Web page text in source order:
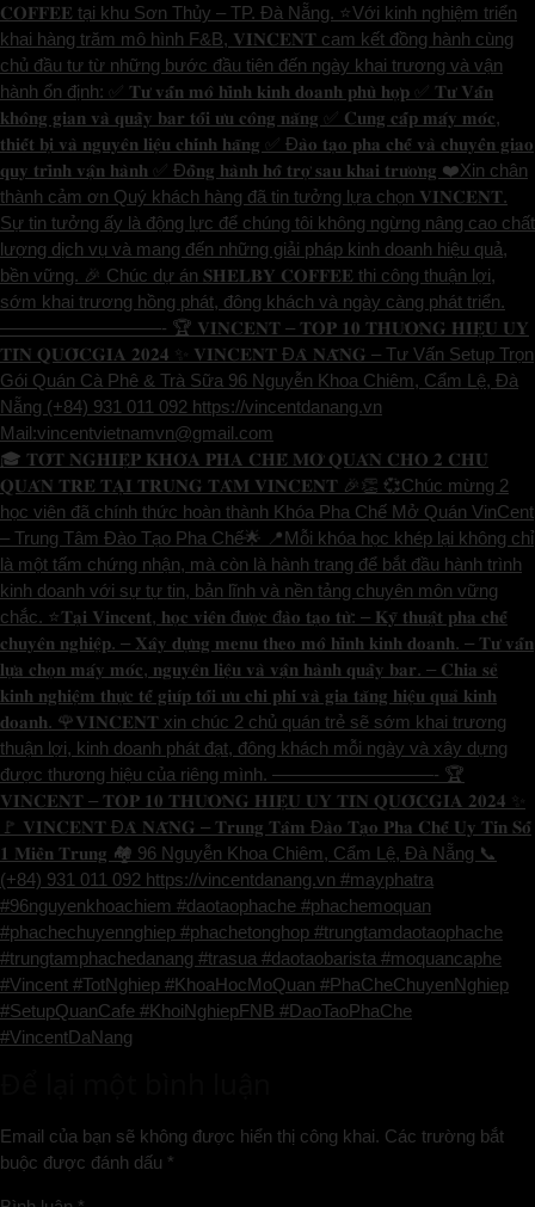
𝐂𝐎𝐅𝐅𝐄𝐄 tại khu Sơn Thủy – TP. Đà Nẵng. ⭐️Với kinh nghiệm triển
khai hàng trăm mô hình F&B, 𝐕𝐈𝐍𝐂𝐄𝐍𝐓 cam kết đồng hành cùng
chủ đầu tư từ những bước đầu tiên đến ngày khai trương và vận
hành ổn định: ✅ 𝐓𝐮̛ 𝐯𝐚̂́𝐧 𝐦𝐨̂ 𝐡𝐢̀𝐧𝐡 𝐤𝐢𝐧𝐡 𝐝𝐨𝐚𝐧𝐡 𝐩𝐡𝐮̀ 𝐡𝐨̛̣𝐩 ✅ 𝐓𝐮̛ 𝐕𝐚̂́𝐧
𝐤𝐡𝐨̂𝐧𝐠 𝐠𝐢𝐚𝐧 𝐯𝐚̀ 𝐪𝐮𝐚̂̀𝐲 𝐛𝐚𝐫 𝐭𝐨̂́𝐢 𝐮̛𝐮 𝐜𝐨̂𝐧𝐠 𝐧𝐚̆𝐧𝐠 ✅ 𝐂𝐮𝐧𝐠 𝐜𝐚̂́𝐩 𝐦𝐚́𝐲 𝐦𝐨́𝐜,
𝐭𝐡𝐢𝐞̂́𝐭 𝐛𝐢̣ 𝐯𝐚̀ 𝐧𝐠𝐮𝐲𝐞̂𝐧 𝐥𝐢𝐞̣̂𝐮 𝐜𝐡𝐢́𝐧𝐡 𝐡𝐚̃𝐧𝐠 ✅ Đ𝐚̀𝐨 𝐭𝐚̣𝐨 𝐩𝐡𝐚 𝐜𝐡𝐞̂́ 𝐯𝐚̀ 𝐜𝐡𝐮𝐲𝐞̂̉𝐧 𝐠𝐢𝐚𝐨
𝐪𝐮𝐲 𝐭𝐫𝐢̀𝐧𝐡 𝐯𝐚̣̂𝐧 𝐡𝐚̀𝐧𝐡 ✅ Đ𝐨̂̀𝐧𝐠 𝐡𝐚̀𝐧𝐡 𝐡𝐨̂̃ 𝐭𝐫𝐨̛̣ 𝐬𝐚𝐮 𝐤𝐡𝐚𝐢 𝐭𝐫𝐮̛𝐨̛𝐧𝐠 ❤️Xin chân
thành cảm ơn Quý khách hàng đã tin tưởng lựa chọn 𝐕𝐈𝐍𝐂𝐄𝐍𝐓.
Sự tin tưởng ấy là động lực để chúng tôi không ngừng nâng cao chất
lượng dịch vụ và mang đến những giải pháp kinh doanh hiệu quả,
bền vững. 🎉 Chúc dự án 𝐒𝐇𝐄𝐋𝐁𝐘 𝐂𝐎𝐅𝐅𝐄𝐄 thi công thuận lợi,
sớm khai trương hồng phát, đông khách và ngày càng phát triển.
—————————- 🏆 𝐕𝐈𝐍𝐂𝐄𝐍𝐓 – 𝐓𝐎𝐏 𝟏𝟎 𝐓𝐇𝐔̛𝐎̛𝐍𝐆 𝐇𝐈𝐄̣̂𝐔 𝐔𝐘
𝐓𝐈́𝐍 𝐐𝐔𝐎̂́𝐂𝐆𝐈𝐀 𝟐𝟎𝟐𝟒 ✨ 𝐕𝐈𝐍𝐂𝐄𝐍𝐓 Đ𝐀̀ 𝐍𝐀̆̃𝐍𝐆 – Tư Vấn Setup Trọn
Gói Quán Cà Phê & Trà Sữa 96 Nguyễn Khoa Chiêm, Cẩm Lệ, Đà
Nẵng (+84) 931 011 092 https://vincentdanang.vn
Mail:vincentvietnamvn@gmail.com
🎓 𝐓𝐎̂́𝐓 𝐍𝐆𝐇𝐈𝐄̣̂𝐏 𝐊𝐇𝐎́𝐀 𝐏𝐇𝐀 𝐂𝐇𝐄̂́ 𝐌𝐎̛̉ 𝐐𝐔𝐀́𝐍 𝐂𝐇𝐎 𝟐 𝐂𝐇𝐔̉
𝐐𝐔𝐀́𝐍 𝐓𝐑𝐄̉ 𝐓𝐀̣𝐈 𝐓𝐑𝐔𝐍𝐆 𝐓𝐀̂𝐌 𝐕𝐈𝐍𝐂𝐄𝐍𝐓 🎉👏 💞Chúc mừng 2
học viên đã chính thức hoàn thành Khóa Pha Chế Mở Quán VinCent
– Trung Tâm Đào Tạo Pha Chế🌟 📍Mỗi khóa học khép lại không chỉ
là một tấm chứng nhận, mà còn là hành trang để bắt đầu hành trình
kinh doanh với sự tự tin, bản lĩnh và nền tảng chuyên môn vững
chắc. ⭐️𝐓𝐚̣𝐢 𝐕𝐢𝐧𝐜𝐞𝐧𝐭, 𝐡𝐨̣𝐜 𝐯𝐢𝐞̂𝐧 đ𝐮̛𝐨̛̣𝐜 đ𝐚̀𝐨 𝐭𝐚̣𝐨 𝐭𝐮̛̀: – 𝐊𝐲̃ 𝐭𝐡𝐮𝐚̣̂𝐭 𝐩𝐡𝐚 𝐜𝐡𝐞̂́
𝐜𝐡𝐮𝐲𝐞̂𝐧 𝐧𝐠𝐡𝐢𝐞̣̂𝐩. – 𝐗𝐚̂𝐲 𝐝𝐮̛̣𝐧𝐠 𝐦𝐞𝐧𝐮 𝐭𝐡𝐞𝐨 𝐦𝐨̂ 𝐡𝐢̀𝐧𝐡 𝐤𝐢𝐧𝐡 𝐝𝐨𝐚𝐧𝐡. – 𝐓𝐮̛ 𝐯𝐚̂́𝐧
𝐥𝐮̛̣𝐚 𝐜𝐡𝐨̣𝐧 𝐦𝐚́𝐲 𝐦𝐨́𝐜, 𝐧𝐠𝐮𝐲𝐞̂𝐧 𝐥𝐢𝐞̣̂𝐮 𝐯𝐚̀ 𝐯𝐚̣̂𝐧 𝐡𝐚̀𝐧𝐡 𝐪𝐮𝐚̂̀𝐲 𝐛𝐚𝐫. – 𝐂𝐡𝐢𝐚 𝐬𝐞̉
𝐤𝐢𝐧𝐡 𝐧𝐠𝐡𝐢𝐞̣̂𝐦 𝐭𝐡𝐮̛̣𝐜 𝐭𝐞̂́ 𝐠𝐢𝐮́𝐩 𝐭𝐨̂́𝐢 𝐮̛𝐮 𝐜𝐡𝐢 𝐩𝐡𝐢́ 𝐯𝐚̀ 𝐠𝐢𝐚 𝐭𝐚̆𝐧𝐠 𝐡𝐢𝐞̣̂𝐮 𝐪𝐮𝐚̉ 𝐤𝐢𝐧𝐡
𝐝𝐨𝐚𝐧𝐡. 🌹𝐕𝐈𝐍𝐂𝐄𝐍𝐓 xin chúc 2 chủ quán trẻ sẽ sớm khai trương
thuận lợi, kinh doanh phát đạt, đông khách mỗi ngày và xây dựng
được thương hiệu của riêng mình. —————————- 🏆
𝐕𝐈𝐍𝐂𝐄𝐍𝐓 – 𝐓𝐎𝐏 𝟏𝟎 𝐓𝐇𝐔̛𝐎̛𝐍𝐆 𝐇𝐈𝐄̣̂𝐔 𝐔𝐘 𝐓𝐈́𝐍 𝐐𝐔𝐎̂́𝐂𝐆𝐈𝐀 𝟐𝟎𝟐𝟒 ✨
🚩 𝐕𝐈𝐍𝐂𝐄𝐍𝐓 Đ𝐀̀ 𝐍𝐀̆̃𝐍𝐆 – 𝐓𝐫𝐮𝐧𝐠 𝐓𝐚̂𝐦 Đ𝐚̀𝐨 𝐓𝐚̣𝐨 𝐏𝐡𝐚 𝐂𝐡𝐞̂́ 𝐔𝐲 𝐓𝐢́𝐧 𝐒𝐨̂́
𝟏 𝐌𝐢𝐞̂̀𝐧 𝐓𝐫𝐮𝐧𝐠 🏘️ 96 Nguyễn Khoa Chiêm, Cẩm Lệ, Đà Nẵng 📞
(+84) 931 011 092 https://vincentdanang.vn #mayphatra
#96nguyenkhoachiem #daotaophache #phachemoquan
#phachechuyennghiep #phachetonghop #trungtamdaotaophache
#trungtamphachedanang #trasua #daotaobarista #moquancaphe
#Vincent #TotNghiep #KhoaHocMoQuan #PhaCheChuyenNghiep
#SetupQuanCafe #KhoiNghiepFNB #DaoTaoPhaChe
#VincentDaNang
Email của bạn sẽ không được hiển thị công khai. Các trường bắt
buộc được đánh dấu *